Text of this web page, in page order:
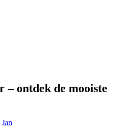
– ontdek de mooiste
Jan